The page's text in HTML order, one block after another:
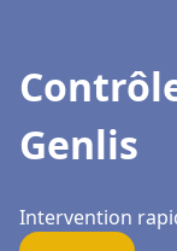
Genlis
Intervention